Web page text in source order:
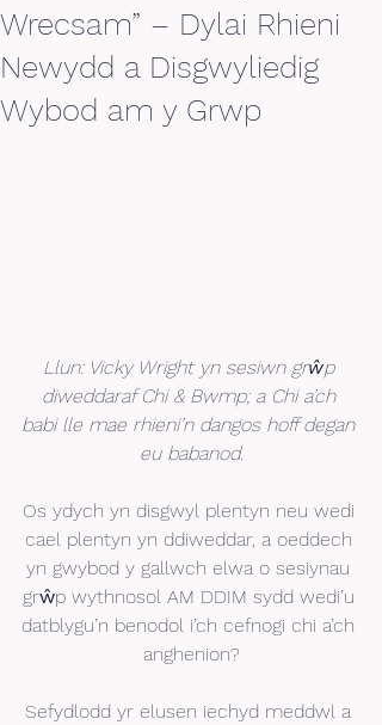
Wrecsam” – Dylai Rhieni
Newydd a Disgwyliedig
Wybod am y Grwp
Llun: Vicky Wright yn sesiwn grŵp
diweddaraf Chi & Bwmp; a Chi a’ch
babi lle mae rhieni’n dangos hoff degan
eu babanod.
Os ydych yn disgwyl plentyn neu wedi
cael plentyn yn ddiweddar, a oeddech
yn gwybod y gallwch elwa o sesiynau
grŵp wythnosol AM DDIM sydd wedi’u
datblygu’n benodol i’ch cefnogi chi a’ch
anghenion?
Sefydlodd yr elusen iechyd meddwl a